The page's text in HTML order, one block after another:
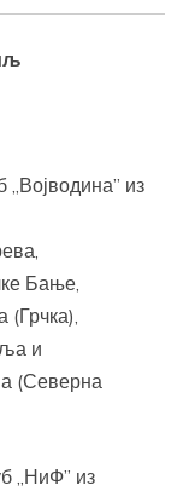
из
Бање,
(Грчка),
и
(Северна
„НиФ” из